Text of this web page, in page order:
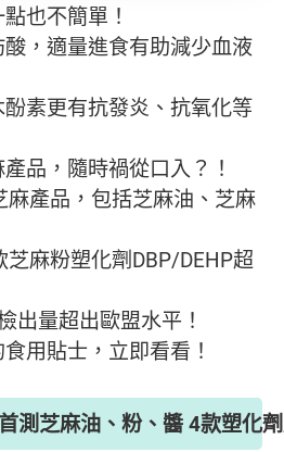
也不簡單！
，適量進食有助減少血液
素更有抗發炎、抗氧化等
品，隨時禍從口入？！
產品，包括芝麻油、芝麻
麻粉塑化劑DBP/DEHP超
出量超出歐盟水平！
用貼士，立即看看！
測芝麻油、粉、醬 4款塑化